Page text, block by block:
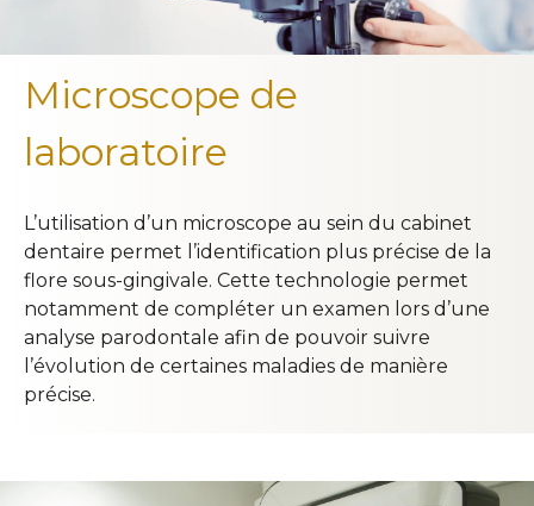
Microscope de
laboratoire
L’utilisation d’un microscope au sein du cabinet
dentaire permet l’identification plus précise de la
flore sous-gingivale. Cette technologie permet
notamment de compléter un examen lors d’une
analyse parodontale afin de pouvoir suivre
l’évolution de certaines maladies de manière
précise.